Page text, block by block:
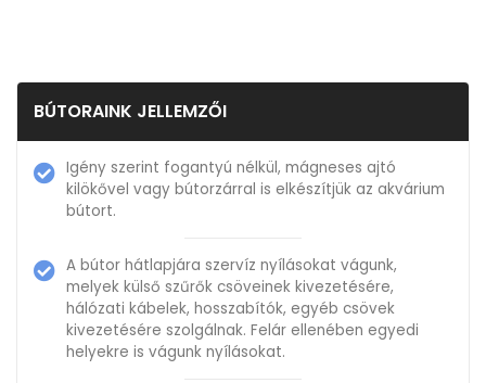
BÚTORAINK JELLEMZŐI
Igény szerint fogantyú nélkül, mágneses ajtó
kilökővel vagy bútorzárral is elkészítjük az akvárium
bútort.
A bútor hátlapjára szervíz nyílásokat vágunk,
melyek külső szűrők csöveinek kivezetésére,
hálózati kábelek, hosszabítók, egyéb csövek
kivezetésére szolgálnak. Felár ellenében egyedi
helyekre is vágunk nyílásokat.